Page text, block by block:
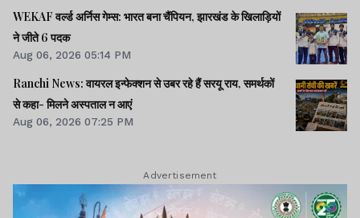
WEKAF वर्ल्ड अर्निस गेम्स: भारत बना चैंपियन, झारखंड के खिलाड़ियों
ने जीते 6 पदक
Aug 06, 2026 05:14 PM
Ranchi News: वायरल इन्फेक्शन से उबर रहे हैं सरयू राय, समर्थकों
से कहा- मिलने अस्पताल न आएं
Aug 06, 2026 07:25 PM
Advertisement